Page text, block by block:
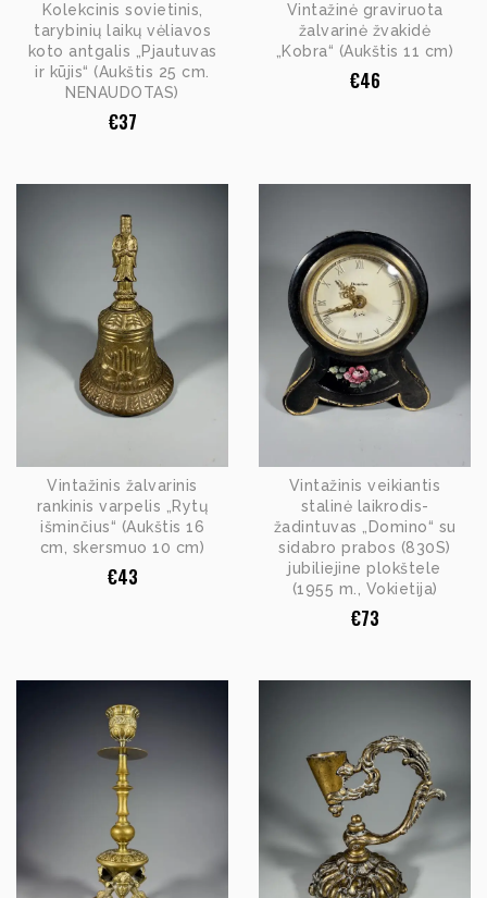
Kolekcinis sovietinis,
tarybinių laikų vėliavos
koto antgalis „Pjautuvas
ir kūjis“ (Aukštis 25 cm.
NENAUDOTAS)
€37
Vintažinė graviruota
žalvarinė žvakidė
„Kobra“ (Aukštis 11 cm)
€46
Vintažinis žalvarinis
rankinis varpelis „Rytų
išminčius“ (Aukštis 16
cm, skersmuo 10 cm)
€43
Vintažinis veikiantis
stalinė laikrodis-
žadintuvas „Domino“ su
sidabro prabos (830S)
jubiliejine plokštele
(1955 m., Vokietija)
€73